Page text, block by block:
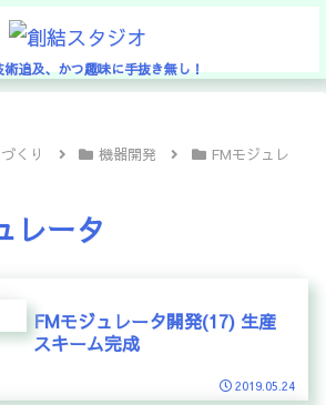
術追及、かつ趣味に手抜き無し！
くり 機器開発
FMモジュレ
レータ
FMモジュレータ開発(17) 生産
スキーム完成
2019.05.24